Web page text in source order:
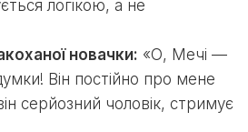
логікою, а не
новачки: «О, Мечі —
Він постійно про мене
серйозний чоловік, стримує